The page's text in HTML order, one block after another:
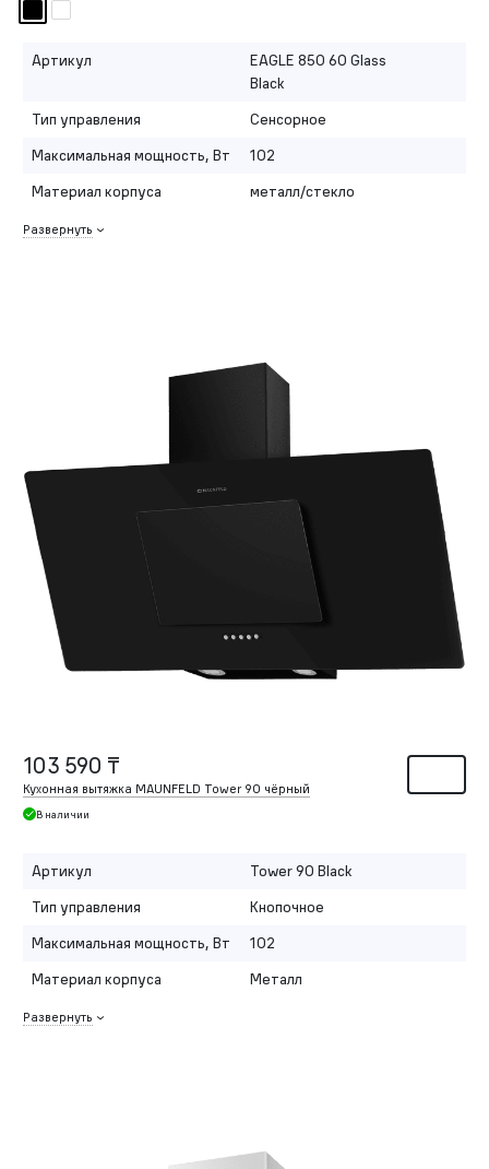
Артикул
EAGLE 850 60 Glass
Black
Тип управления
Сенсорное
Максимальная мощность, Вт
102
Материал корпуса
металл/стекло
Развернуть
103 590 ₸
Кухонная вытяжка MAUNFELD Tower 90 чёрный
В наличии
Артикул
Tower 90 Black
Тип управления
Кнопочное
Максимальная мощность, Вт
102
Материал корпуса
Металл
Развернуть